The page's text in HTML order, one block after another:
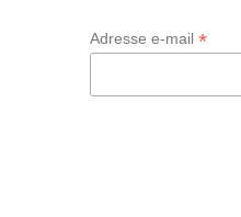
Adresse e-mail *